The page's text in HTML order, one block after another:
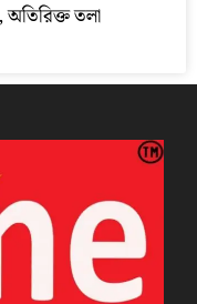
তলা